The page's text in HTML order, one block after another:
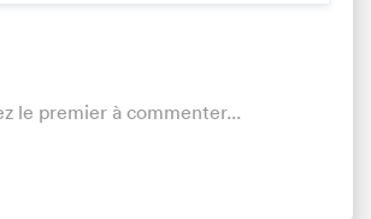
le premier à commenter...